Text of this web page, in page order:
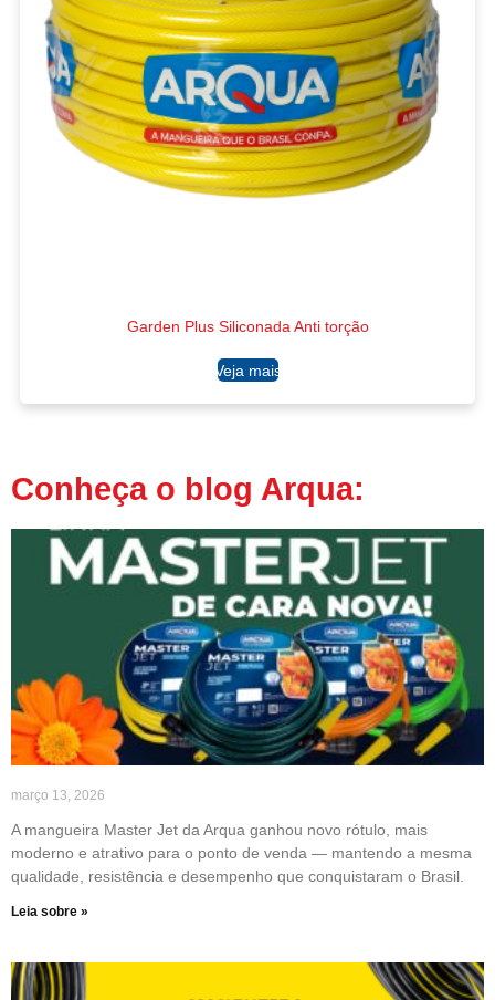
Garden Plus Siliconada Anti torção
Ler mais
Conheça o blog Arqua:
março 13, 2026
A mangueira Master Jet da Arqua ganhou novo rótulo, mais
moderno e atrativo para o ponto de venda — mantendo a mesma
qualidade, resistência e desempenho que conquistaram o Brasil.
Leia sobre »